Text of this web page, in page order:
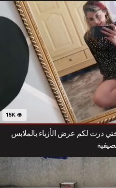
درت لكم عرض الأزياء بالملابس